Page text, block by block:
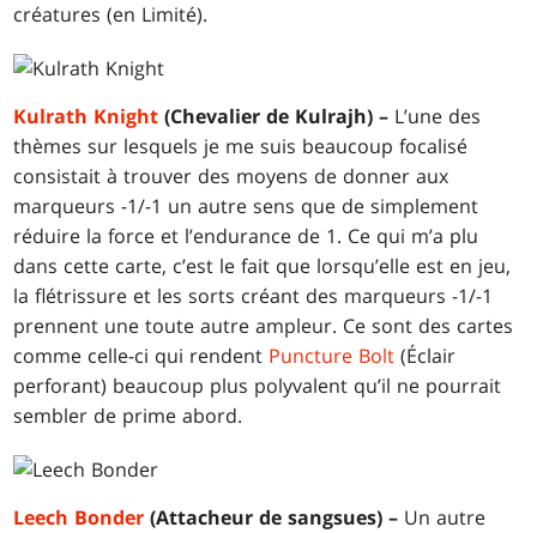
créatures (en Limité).
Kulrath Knight (Chevalier de Kulrajh) – L’une des
thèmes sur lesquels je me suis beaucoup focalisé
consistait à trouver des moyens de donner aux
marqueurs -1/-1 un autre sens que de simplement
réduire la force et l’endurance de 1. Ce qui m’a plu
dans cette carte, c’est le fait que lorsqu’elle est en jeu,
la flétrissure et les sorts créant des marqueurs -1/-1
prennent une toute autre ampleur. Ce sont des cartes
comme celle-ci qui rendent Puncture Bolt (Éclair
perforant) beaucoup plus polyvalent qu’il ne pourrait
sembler de prime abord.
Leech Bonder (Attacheur de sangsues) – Un autre